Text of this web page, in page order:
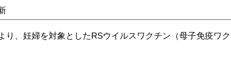
り、妊婦を対象としたRSウイルスワクチン（母子免疫ワ